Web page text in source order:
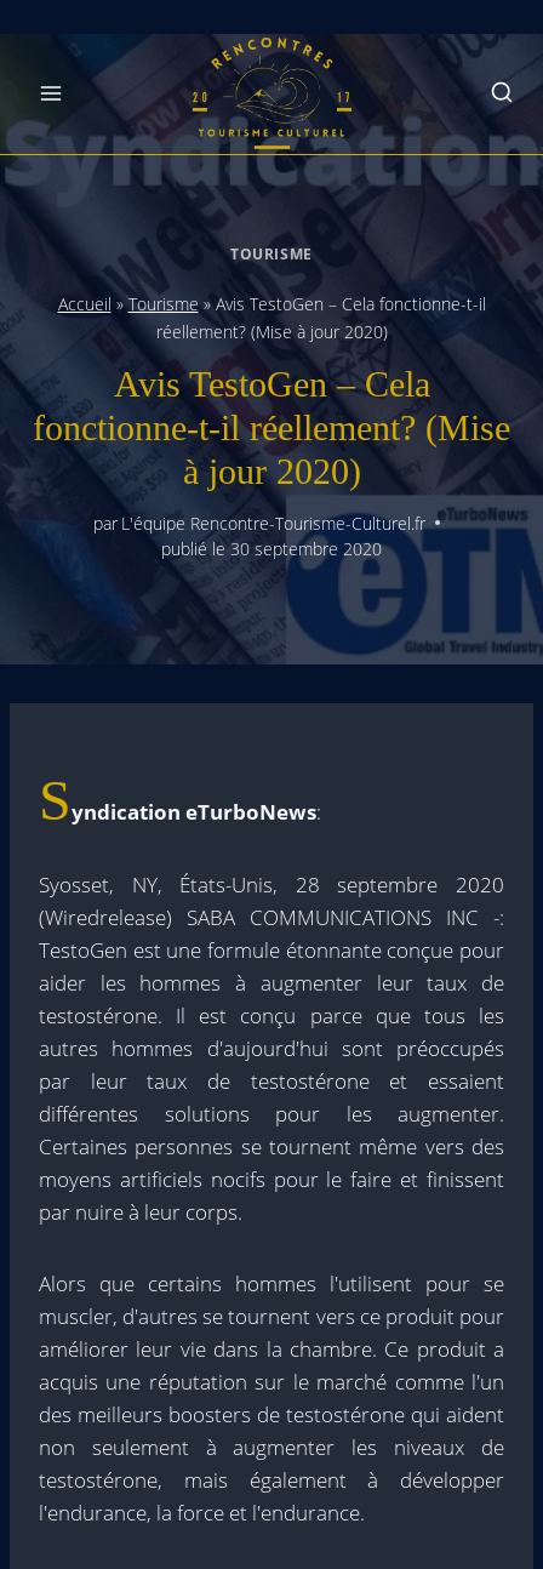
content
TOURISME
Accueil »Tourisme » Avis TestoGen – Cela fonctionne-t-il
réellement? (Mise à jour 2020)
Avis TestoGen – Cela
fonctionne-t-il réellement? (Mise
à jour 2020)
par L'équipe Rencontre-Tourisme-Culturel.fr
publié le 30 septembre 2020
Syndication eTurboNews:
Syosset, NY, États-Unis, 28 septembre 2020
(Wiredrelease) SABA COMMUNICATIONS INC -:
TestoGen est une formule étonnante conçue pour
aider les hommes à augmenter leur taux de
testostérone. Il est conçu parce que tous les
autres hommes d'aujourd'hui sont préoccupés
par leur taux de testostérone et essaient
différentes solutions pour les augmenter.
Certaines personnes se tournent même vers des
moyens artificiels nocifs pour le faire et finissent
par nuire à leur corps.
Alors que certains hommes l'utilisent pour se
muscler, d'autres se tournent vers ce produit pour
améliorer leur vie dans la chambre. Ce produit a
acquis une réputation sur le marché comme l'un
des meilleurs boosters de testostérone qui aident
non seulement à augmenter les niveaux de
testostérone, mais également à développer
l'endurance, la force et l'endurance.